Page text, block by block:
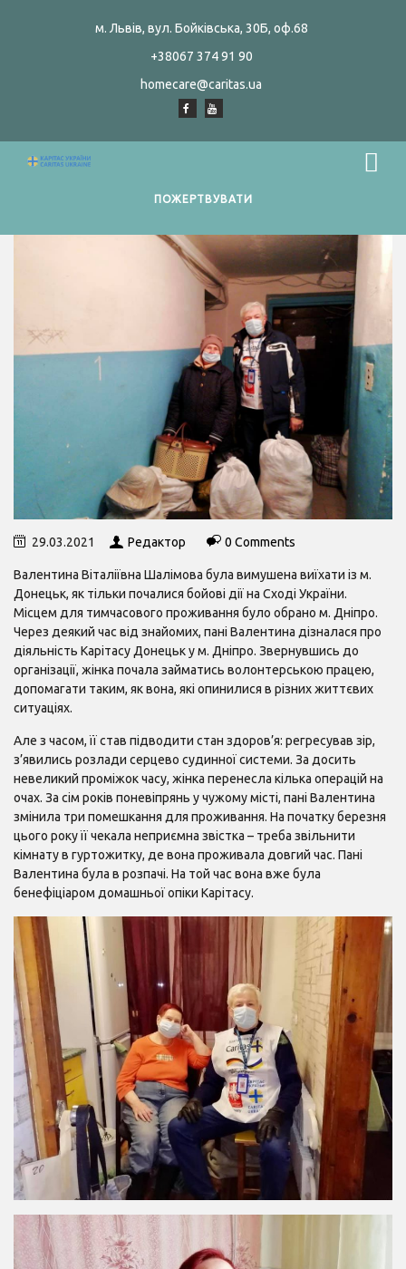
м. Львів, вул. Бойківська, 30Б, оф.68
+38067 374 91 90
homecare@caritas.ua
ПОЖЕРТВУВАТИ
29.03.2021 Редактор 0 Comments
Валентина Віталіївна Шалімова була вимушена виїхати із м.
Донецьк, як тільки почалися бойові дії на Сході України.
Місцем для тимчасового проживання було обрано м. Дніпро.
Через деякий час від знайомих, пані Валентина дізналася про
діяльність Карітасу Донецьк у м. Дніпро. Звернувшись до
організації, жінка почала займатись волонтерською працею,
допомагати таким, як вона, які опинилися в різних життєвих
ситуаціях.
Але з часом, її став підводити стан здоров’я: регресував зір,
з’явились розлади серцево судинної системи. За досить
невеликий проміжок часу, жінка перенесла кілька операцій на
очах. За сім років поневіпрянь у чужому місті, пані Валентина
змінила три помешкання для проживання. На початку березня
цього року її чекала неприємна звістка – треба звільнити
кімнату в гуртожитку, де вона проживала довгий час. Пані
Валентина була в розпачі. На той час вона вже була
бенефіціаром домашньої опіки Карітасу.